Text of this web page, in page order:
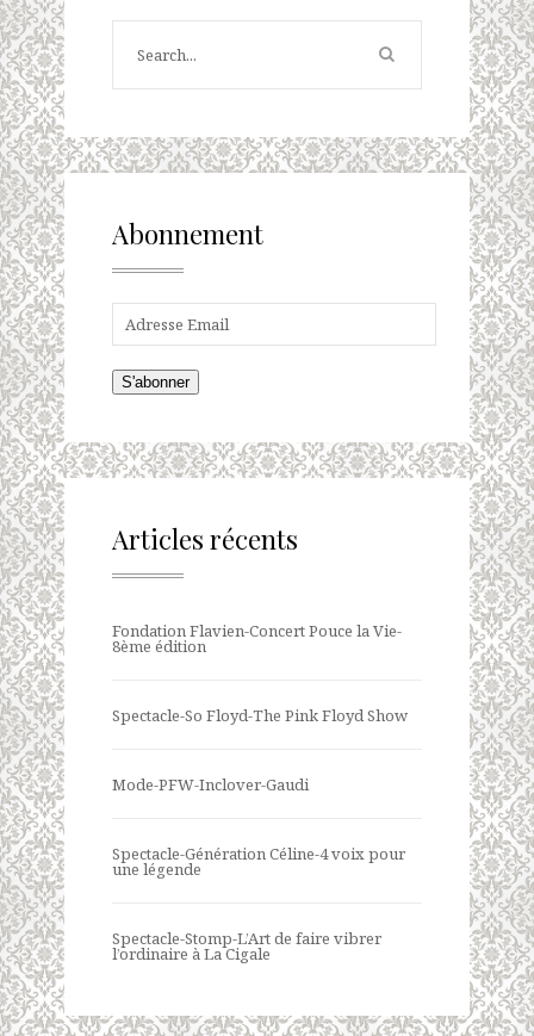
Abonnement
S'abonner
Articles récents
Fondation Flavien-Concert Pouce la Vie-
8ème édition
Spectacle-So Floyd-The Pink Floyd Show
Mode-PFW-Inclover-Gaudi
Spectacle-Génération Céline-4 voix pour
une légende
Spectacle-Stomp-L’Art de faire vibrer
l’ordinaire à La Cigale